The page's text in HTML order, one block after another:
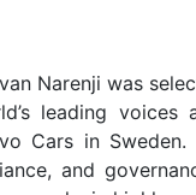
Narenji was
leading voices
Cars in
and